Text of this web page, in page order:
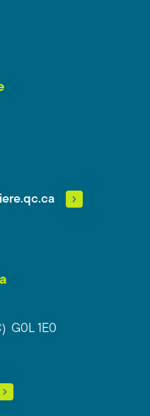
G0L 1E0